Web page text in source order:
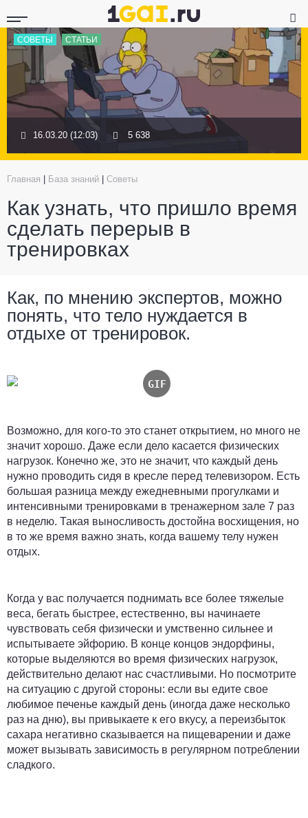
СОВЕТЫ СТАТЬИ
16.03.20 (12:03) 5 638
Главная База знаний Советы
Как узнать, что пришло время
сделать перерыв в
тренировках
Как, по мнению экспертов, можно
понять, что тело нуждается в
отдыхе от тренировок.
Возможно, для кого-то это станет открытием, но много не
значит хорошо. Даже если дело касается физических
нагрузок. Конечно же, это не значит, что каждый день
нужно проводить сидя в кресле перед телевизором. Есть
большая разница между ежедневными прогулками и
интенсивными тренировками в тренажерном зале 7 раз
в неделю. Такая выносливость достойна восхищения, но
в то же время важно знать, когда вашему телу нужен
отдых.
Когда у вас получается поднимать все более тяжелые
веса, бегать быстрее, естественно, вы начинаете
чувствовать себя физически и умственно сильнее и
испытываете эйфорию. В конце концов эндорфины,
которые выделяются во время физических нагрузок,
действительно делают нас счастливыми. Но посмотрите
на ситуацию с другой стороны: если вы едите свое
любимое печенье каждый день (иногда даже несколько
раз на дню), вы привыкаете к его вкусу, а переизбыток
сахара негативно сказывается на пищеварении и даже
может вызывать зависимость в регулярном потреблении
сладкого.